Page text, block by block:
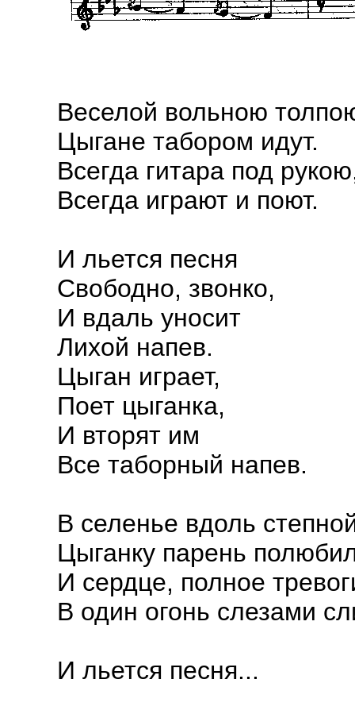
Веселой вольною
Цыгане табором идут.
Всегда гитара под
Всегда играют и поют.
И льется песня
Свободно, звонко,
И вдаль уносит
Лихой напев.
Цыган играет,
Поет цыганка,
И вторят им
Все таборный напев.
В селенье вдоль
Цыганку парень
И сердце, полное
В один огонь слезами
И льется песня...